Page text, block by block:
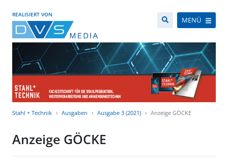
REALISIERT VON
MENÜ
Stahl + Technik Ausgaben Ausgabe 3 (2021) Anzeige GÖCKE
Anzeige GÖCKE